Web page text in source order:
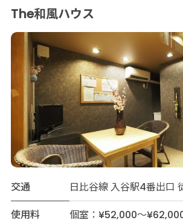
The和風ハウス
交通
日比谷線 入谷駅4番出口
使用料
個室：¥52,000～